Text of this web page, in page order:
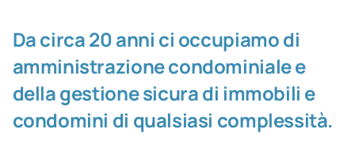
Da circa 20 anni ci occupiamo di
amministrazione condominiale e
della gestione sicura di immobili e
condomini di qualsiasi complessità.